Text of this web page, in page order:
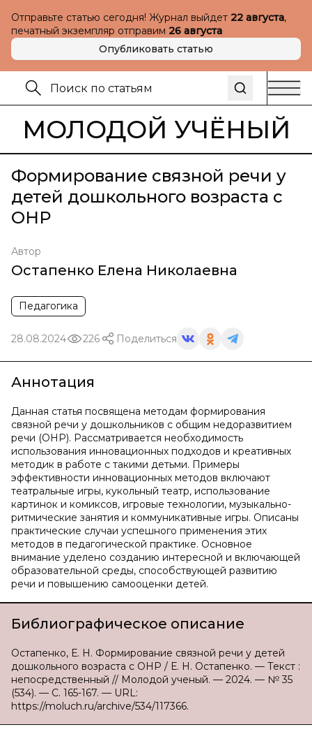
Отправьте статью сегодня! Журнал выйдет 22 августа,
печатный экземпляр отправим 26 августа
Опубликовать статью
МОЛОДОЙ УЧЁНЫЙ
Формирование связной речи у
детей дошкольного возраста с
ОНР
Автор
Остапенко Елена Николаевна
Педагогика
28.08.2024 226 Поделиться
Аннотация
Данная статья посвящена методам формирования
связной речи у дошкольников с общим недоразвитием
речи (ОНР). Рассматривается необходимость
использования инновационных подходов и креативных
методик в работе с такими детьми. Примеры
эффективности инновационных методов включают
театральные игры, кукольный театр, использование
картинок и комиксов, игровые технологии, музыкально-
ритмические занятия и коммуникативные игры. Описаны
практические случаи успешного применения этих
методов в педагогической практике. Основное
внимание уделено созданию интересной и включающей
образовательной среды, способствующей развитию
речи и повышению самооценки детей.
Библиографическое описание
Остапенко, Е. Н. Формирование связной речи у детей
дошкольного возраста с ОНР / Е. Н. Остапенко. — Текст :
непосредственный // Молодой ученый. — 2024. — № 35
(534). — С. 165-167. — URL:
https://moluch.ru/archive/534/117366.